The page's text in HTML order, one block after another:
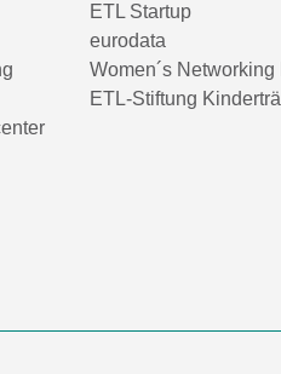
ETL Startup
eurodata
Women´s Networking
ETL-Stiftung